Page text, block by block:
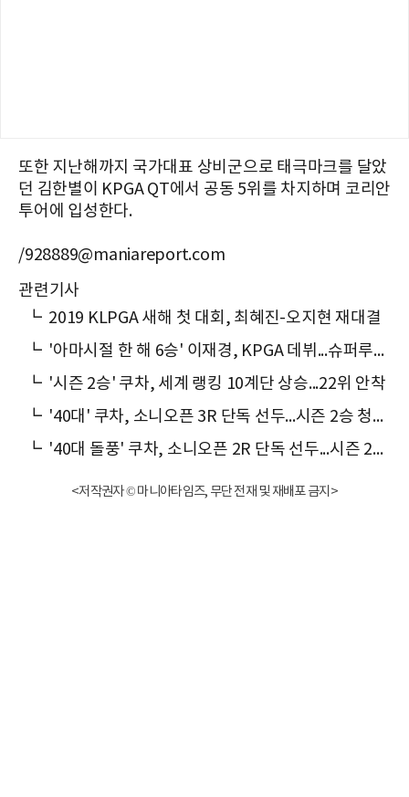
또한 지난해까지 국가대표 상비군으로 태극마크를 달았
던 김한별이 KPGA QT에서 공동 5위를 차지하며 코리안
투어에 입성한다.
/928889@maniareport.com
관련기사
┗ 2019 KLPGA 새해 첫 대회, 최혜진-오지현 재대결
┗
'아마시절 한 해 6승' 이재경, KPGA 데뷔...슈퍼루키 될까
┗ '시즌 2승' 쿠차, 세계 랭킹 10계단 상승...22위 안착
┗
'40대' 쿠차, 소니오픈 3R 단독 선두...시즌 2승 청신호
┗
'40대 돌풍' 쿠차, 소니오픈 2R 단독 선두...시즌 2승 도전
<저작권자 © 마니아타임즈, 무단 전재 및 재배포 금지>